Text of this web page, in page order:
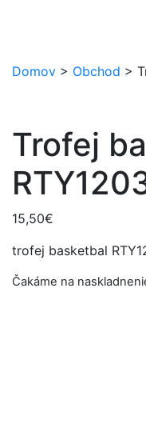
Domov > Obchod >
Trofej
15,50€
trofej basketbal
Čakáme na